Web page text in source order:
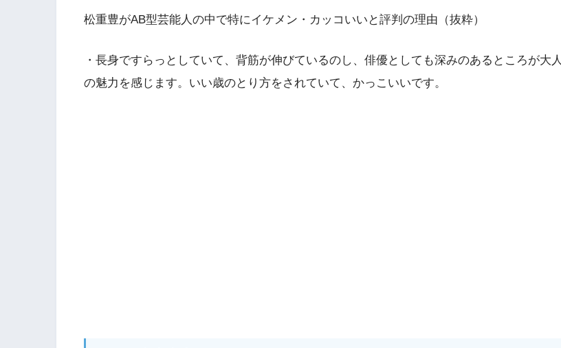
松重豊がAB型芸能人の中で特にイケメン・カッコいいと評判の理由（抜粋）
・長身ですらっとしていて、背筋が伸びているのし、俳優としても深みのあるところが大人
の魅力を感じます。いい歳のとり方をされていて、かっこいいです。